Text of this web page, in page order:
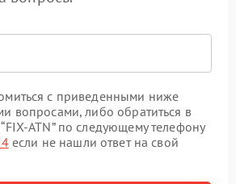
с приведенными ниже
вопросами, либо обратиться в
ATN” по следующему телефону
если не нашли ответ на свой